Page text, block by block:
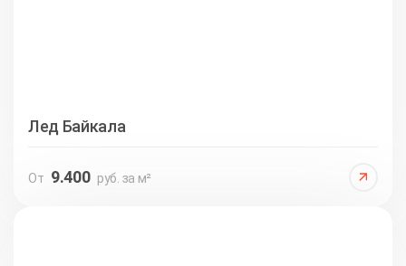
Лед Байкала
От 9.400 руб. за м²